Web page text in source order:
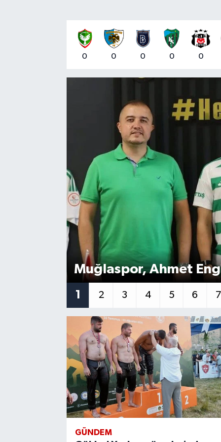
0 0 0 0 0
Muğlaspor, Ahmet
1 2 3 4 5 6 7
GÜNDEM